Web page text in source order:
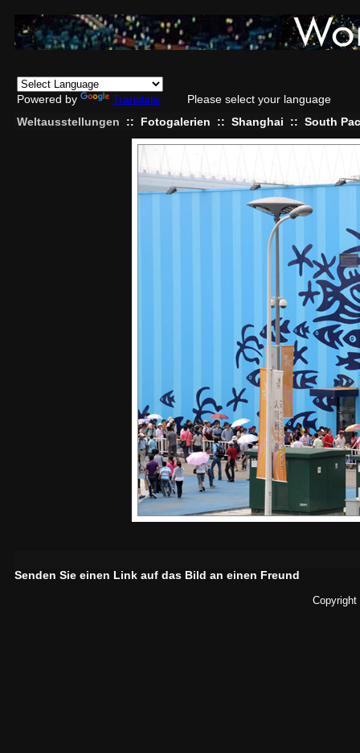
Powered by Translate
Please select your language
Weltausstellungen
:: Fotogalerien :: Shanghai :: South
Senden Sie einen Link auf das Bild an einen Freund